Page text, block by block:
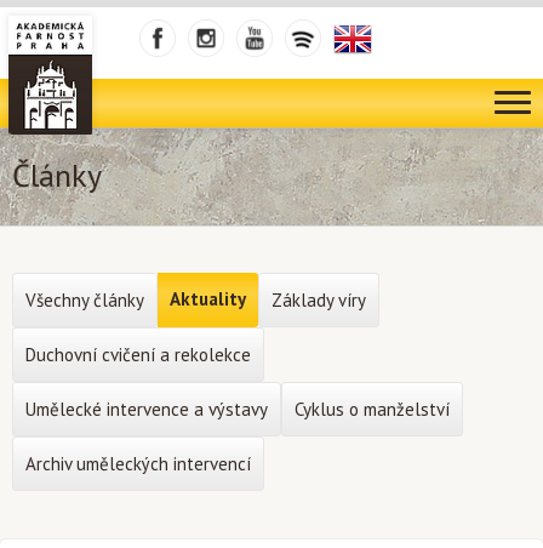
Články
Všechny články Aktuality Základy víry
Duchovní cvičení a rekolekce
Umělecké intervence a výstavy Cyklus o manželství
Archiv uměleckých intervencí